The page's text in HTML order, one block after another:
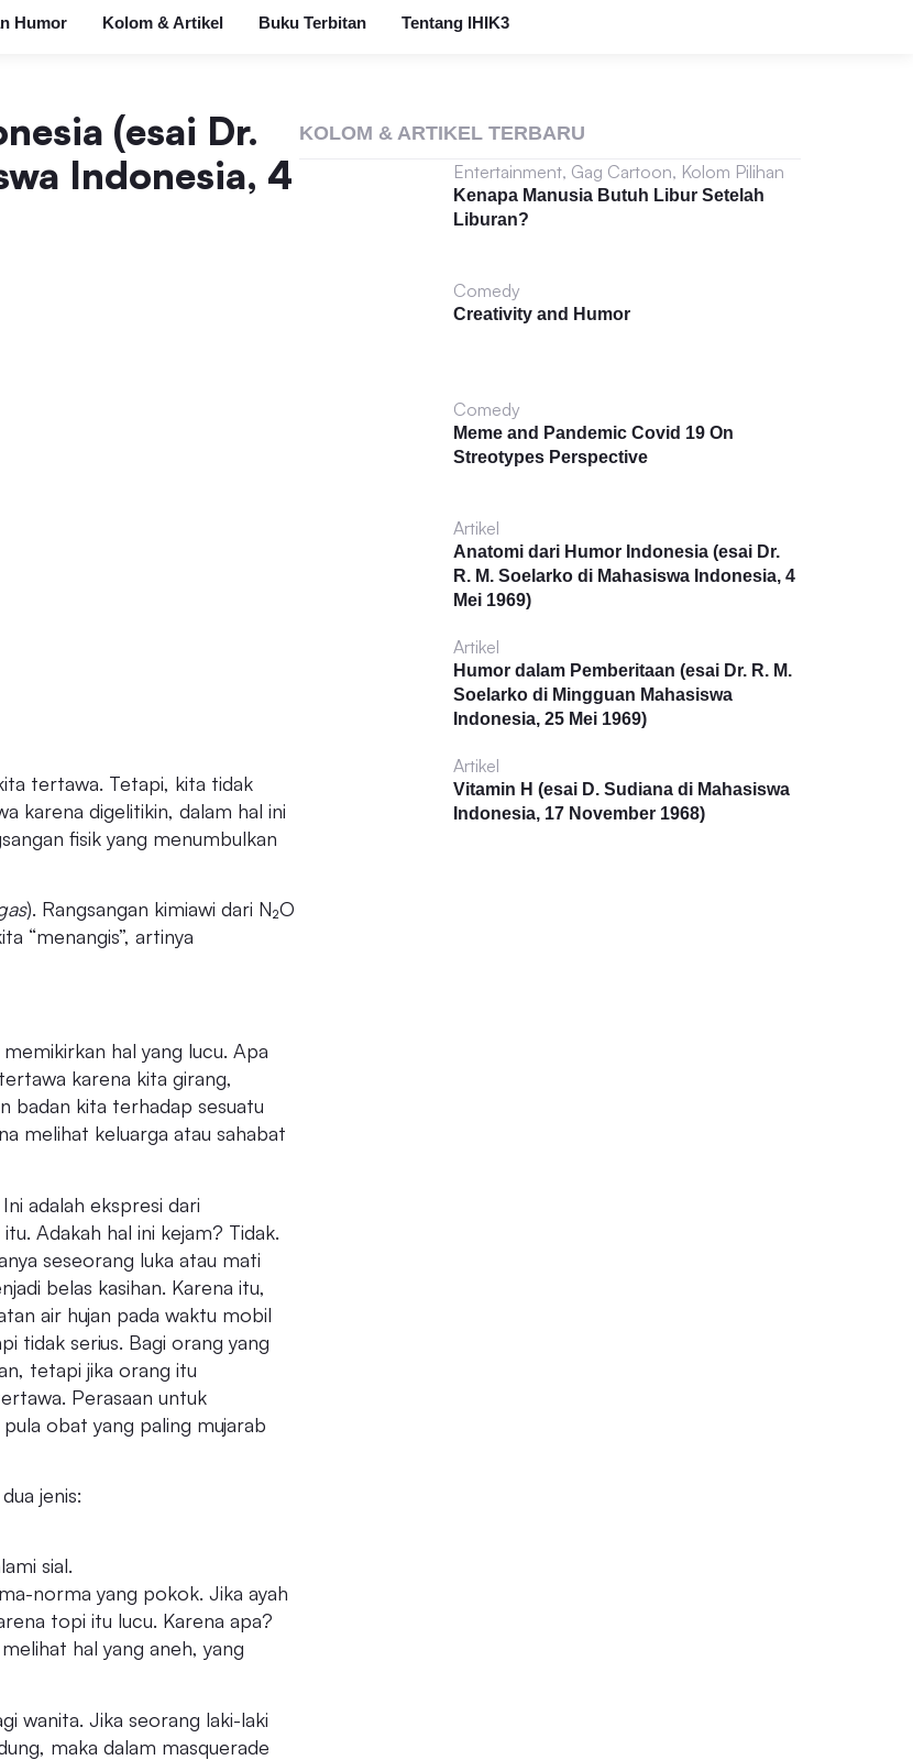
Humor Kolom & Artikel Buku Terbitan Tentang IHIK3
(esai Dr.
Indonesia, 4
tertawa. Tetapi, kita tidak
karena digelitikin, dalam hal ini
fisik yang menumbulkan
). Rangsangan kimiawi dari N₂O
“menangis”, artinya
hal yang lucu. Apa
karena kita girang,
badan kita terhadap sesuatu
melihat keluarga atau sahabat
adalah ekspresi dari
Adakah hal ini kejam? Tidak.
seseorang luka atau mati
belas kasihan. Karena itu,
air hujan pada waktu mobil
tidak serius. Bagi orang yang
tetapi jika orang itu
Perasaan untuk
obat yang paling mujarab
jenis:
sial.
norma yang pokok. Jika ayah
topi itu lucu. Karena apa?
hal yang aneh, yang
wanita. Jika seorang laki-laki
maka dalam masquerade
KOLOM & ARTIKEL TERBARU
Entertainment, Gag Cartoon, Kolom Pilihan
Kenapa Manusia Butuh Libur Setelah
Liburan?
Comedy
Creativity and Humor
Comedy
Meme and Pandemic Covid 19 On
Streotypes Perspective
Artikel
Anatomi dari Humor Indonesia (esai Dr.
R. M. Soelarko di Mahasiswa Indonesia, 4
Mei 1969)
Artikel
Humor dalam Pemberitaan (esai Dr. R. M.
Soelarko di Mingguan Mahasiswa
Indonesia, 25 Mei 1969)
Artikel
Vitamin H (esai D. Sudiana di Mahasiswa
Indonesia, 17 November 1968)